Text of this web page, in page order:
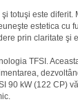
totuşi este diferit.
estetica cu
prin claritate şi
TFSI.
90 kW (122 CP)